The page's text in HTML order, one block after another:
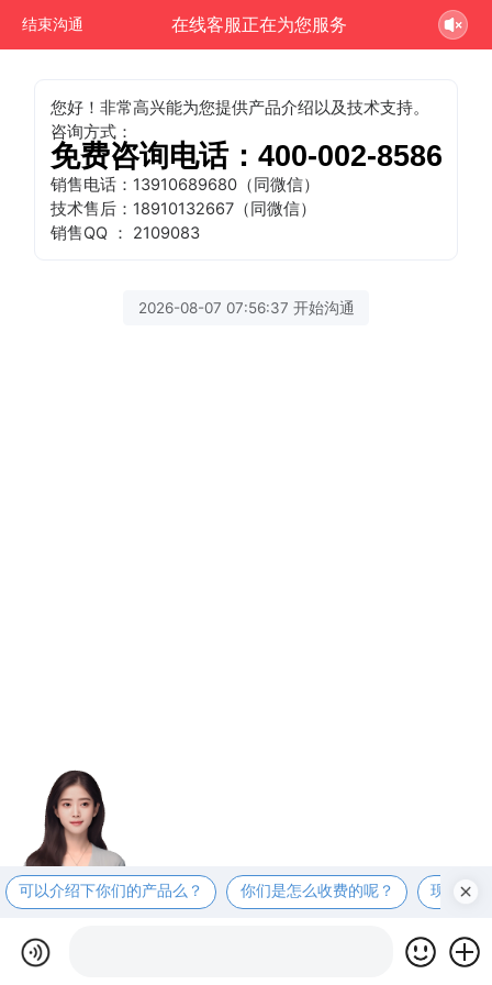
结束沟通 在线客服正在为您服务
您好！非常高兴能为您提供产品介绍以及技术支持。
咨询方式：
免费咨询电话：400-002-8586
销售电话：13910689680（同微信）
技术售后：18910132667（同微信）
销售QQ ： 2109083
2026-08-07 07:56:37 开始沟通
可以介绍下你们的产品么？ 你们是怎么收费的呢？ 现在有